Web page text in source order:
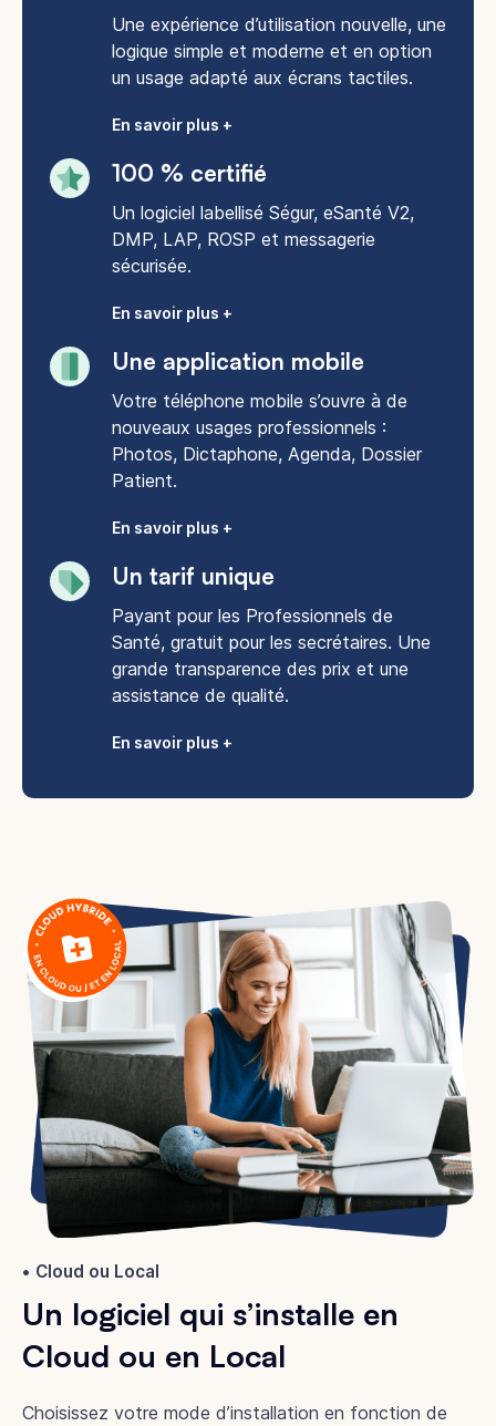
Une expérience d’utilisation nouvelle, une
logique simple et moderne et en option
un usage adapté aux écrans tactiles.
En savoir plus +
100 % certifié
Un logiciel labellisé Ségur, eSanté V2,
DMP, LAP, ROSP et messagerie
sécurisée.
En savoir plus +
Une application mobile
Votre téléphone mobile s’ouvre à de
nouveaux usages professionnels :
Photos, Dictaphone, Agenda, Dossier
Patient.
En savoir plus +
Un tarif unique
Payant pour les Professionnels de
Santé, gratuit pour les secrétaires. Une
grande transparence des prix et une
assistance de qualité.
En savoir plus +
Cloud ou Local
Un logiciel qui s’installe en
Cloud ou en Local
Choisissez votre mode d’installation en fonction de